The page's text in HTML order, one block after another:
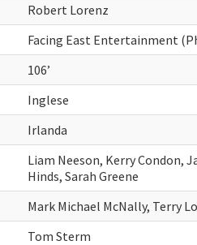
Robert Lorenz
Facing East Entertainment
106’
Inglese
Irlanda
Liam Neeson, Kerry Condon,
Hinds, Sarah Greene
Mark Michael McNally, Terry
Tom Sterm